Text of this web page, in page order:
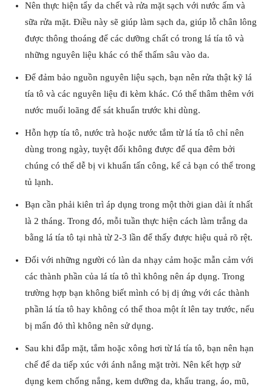
Nên thực hiện tẩy da chết và rửa mặt sạch với nước ấm và
sữa rửa mặt. Điều này sẽ giúp làm sạch da, giúp lỗ chân lông
được thông thoáng để các dưỡng chất có trong lá tía tô và
những nguyên liệu khác có thể thấm sâu vào da.
Để đảm bảo nguồn nguyên liệu sạch, bạn nên rửa thật kỹ lá
tía tô và các nguyên liệu đi kèm khác. Có thể thâm thêm với
nước muối loãng để sát khuẩn trước khi dùng.
Hỗn hợp tía tô, nước trà hoặc nước tắm từ lá tía tô chỉ nên
dùng trong ngày, tuyệt đối không được để qua đêm bởi
chúng có thể dễ bị vi khuẩn tấn công, kể cả bạn có thể trong
tủ lạnh.
Bạn cần phải kiên trì áp dụng trong một thời gian dài ít nhất
là 2 tháng. Trong đó, mỗi tuần thực hiện cách làm trắng da
bằng lá tía tô tại nhà từ 2-3 lần để thấy được hiệu quả rõ rệt.
Đối với những người có làn da nhạy cảm hoặc mẫn cảm với
các thành phần của lá tía tô thì không nên áp dụng. Trong
trường hợp bạn không biết mình có bị dị ứng với các thành
phần lá tía tô hay không có thể thoa một ít lên tay trước, nếu
bị mẩn đỏ thì không nên sử dụng.
Sau khi đắp mặt, tắm hoặc xông hơi từ lá tía tô, bạn nên hạn
chế để da tiếp xúc với ánh nắng mặt trời. Nên kết hợp sử
dụng kem chống nắng, kem dưỡng da, khẩu trang, áo, mũ,